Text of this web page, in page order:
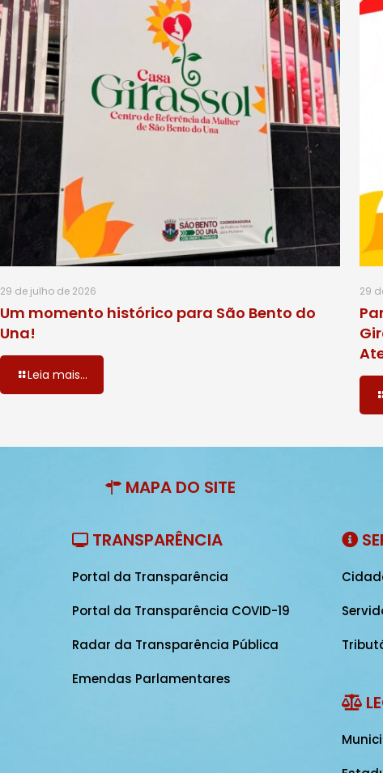
29 de julho de 2026
Um momento histórico para São Bento do
Una!
Leia mais...
29
MAPA DO SITE
TRANSPARÊNCIA
Portal da Transparência
Portal da Transparência COVID-19
Radar da Transparência Pública
Emendas Parlamentares